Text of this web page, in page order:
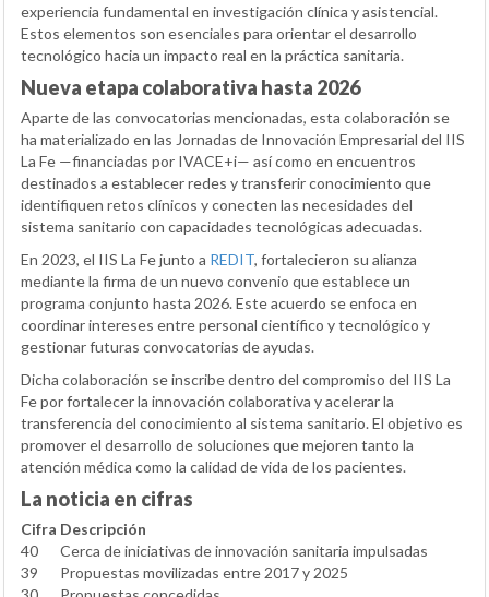
experiencia fundamental en investigación clínica y asistencial.
Estos elementos son esenciales para orientar el desarrollo
tecnológico hacia un impacto real en la práctica sanitaria.
Nueva etapa colaborativa hasta 2026
Aparte de las convocatorias mencionadas, esta colaboración se
ha materializado en las Jornadas de Innovación Empresarial del IIS
La Fe —financiadas por IVACE+i— así como en encuentros
destinados a establecer redes y transferir conocimiento que
identifiquen retos clínicos y conecten las necesidades del
sistema sanitario con capacidades tecnológicas adecuadas.
En 2023, el IIS La Fe junto a REDIT, fortalecieron su alianza
mediante la firma de un nuevo convenio que establece un
programa conjunto hasta 2026. Este acuerdo se enfoca en
coordinar intereses entre personal científico y tecnológico y
gestionar futuras convocatorias de ayudas.
Dicha colaboración se inscribe dentro del compromiso del IIS La
Fe por fortalecer la innovación colaborativa y acelerar la
transferencia del conocimiento al sistema sanitario. El objetivo es
promover el desarrollo de soluciones que mejoren tanto la
atención médica como la calidad de vida de los pacientes.
La noticia en cifras
Cifra Descripción
40
Cerca de iniciativas de innovación sanitaria impulsadas
39
Propuestas movilizadas entre 2017 y 2025